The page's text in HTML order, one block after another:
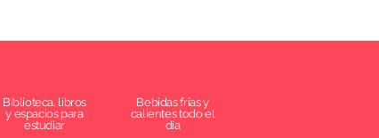
Biblioteca, libros
y espacios para
estudiar
Bebidas frías y
calientes todo el
día